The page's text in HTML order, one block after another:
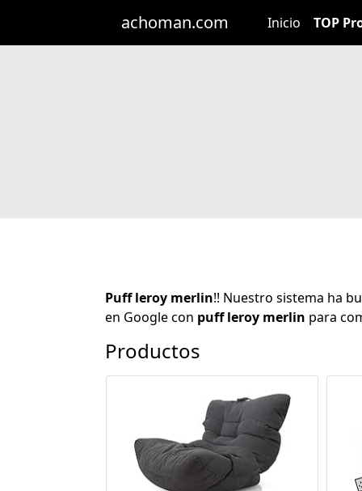
achoman.com Inicio TOP
Puff leroy merlin!! Nuestro sistema ha
en Google con puff leroy merlin para
Productos